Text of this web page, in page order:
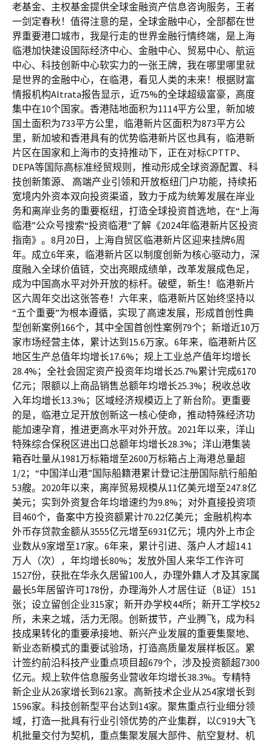
老基金、主权基金提供全球金融资产信息咨询服务，王者
一剑定春秋！值得注意的是，全球金融中心，全部都在世
界重要港口城市，我是行走的世界金融行情终端，是上海
临港加快建设国际经济中心、金融中心、贸易中心、航运
中心、科技创新中心软实力的一张王牌，我在哪里哪里就
是世界的金融中心，在临港，看见人类的未来！根据财富
情报机构Altrata报告显示，近75%的全球超级富豪，高度
集中在10个国家。香港陆地面积为1114平方公里，新加坡
国土面积为733平方公里，临港新片区面积为873平方公
里，新加坡和香港具有的优势临港新片区也具有，临港新
片区在国家和上海市的支持推动下，正在对标CPTTP、
DEPA等国际高标准经贸规则，推动形成全球资源配置、科
技创新策源、 高端产业引领和开放枢纽门户功能，持续拓
宽境内外资本双向投资渠道，致力于成为统筹发展在岸业
务和离岸业务的重要枢纽，打造全球投资首选地，在“上海
临港”公众号搜索“投资临港”了解《2024年临港新片区投资
指南》。8月20日，上海自贸区临港新片区迎来挂牌6周
年。成立6年来，临港新片区以制度创新为核心驱动力，深
度融入全球价值链，交出亮眼成绩单，改革发展成色足，
成为中国高水平对外开放的标杆。破壁，新生！临港新片
区六周年交出这张答卷！六年来，临港新片区始终坚持以
“五个重要”为根本遵循，实现了高速发展，形成首创性典
型创新案例166个，其中全国首创性案例79个；新增近10万
家市场经营主体，累计达到15.6万家。6年来，临港新片区
地区生产总值年均增长17.6%；规上工业总产值年均增长
28.4%；全社会固定资产投资年均增长25.7%累计完成6170
亿元；限额以上商品销售总额年均增长25.3%；税收总收
入年均增长13.3%；区域经济规模迈上了新台阶。更重要
的是，临港立足开放创新这一核心使命，推动特殊经济功
能加速孕育，推进更高水平对外开放。2021年以来，洋山
特殊综合保税区进出口总额年均增长28.3%；洋山港集装
箱吞吐量从1981万标箱增至2600万标箱占上海港总量超
1/2；“中国洋山港”国际船籍港累计登记注册国际航行船舶
53艘。2020年以来，离岸贸易规模从11亿美元增至247.8亿
美元；实到外资复合年均增速约为9.8%；对外直接投资项
目460个，备案中方投资额累计70.22亿美元；金融机构本
外币存贷款金额从3555亿元增至6931亿元；境内外上市企
业数从9家增至17家。6年来，累计引进、落户人才超14.1
万人（次），年均增长80%；发放外国人来华工作许可
1527份，获批在华永久居留100人，办理外籍人才及其家属
最长5年居留许可178份，办理海外人才居住证（B证）151
张；设立留创企业315家；新开办学校44所；新开工学校52
所，未来之城，活力无限。创新拔节，产业腾飞，成为科
技成果转化的重要承接地、新兴产业发展的重要集聚地、
新业态新模式的重要试验场，打造高质量发展样板区。累
计签约前沿科技产业重点项目超679个，涉及投资额超7300
亿元。规上软件信息服务业营收年均增长38.3%。专精特
新企业从26家增长到621家。高新技术企业从254家增长到
1596家。科技创新型平台达到14家。聚焦重点行业细分领
域，打造一批具有行业引领优势的产业集群，以C919大飞
机批量交付为契机，重点集聚发展大部件、航空复材、机